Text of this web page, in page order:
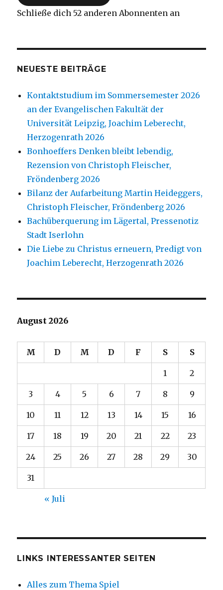
Schließe dich 52 anderen Abonnenten an
NEUESTE BEITRÄGE
Kontaktstudium im Sommersemester 2026
an der Evangelischen Fakultät der
Universität Leipzig, Joachim Leberecht,
Herzogenrath 2026
Bonhoeffers Denken bleibt lebendig,
Rezension von Christoph Fleischer,
Fröndenberg 2026
Bilanz der Aufarbeitung Martin Heideggers,
Christoph Fleischer, Fröndenberg 2026
Bachüberquerung im Lägertal, Pressenotiz
Stadt Iserlohn
Die Liebe zu Christus erneuern, Predigt von
Joachim Leberecht, Herzogenrath 2026
August 2026
M D M D F S S
1 2
3 4 5 6 7 8 9
10 11 12 13 14 15 16
17 18 19 20 21 22 23
24 25 26 27 28 29 30
31
« Juli
LINKS INTERESSANTER SEITEN
Alles zum Thema Spiel